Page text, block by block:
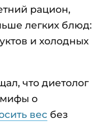
рацион,
легких блюд:
и холодных
что диетолог
о
вес без